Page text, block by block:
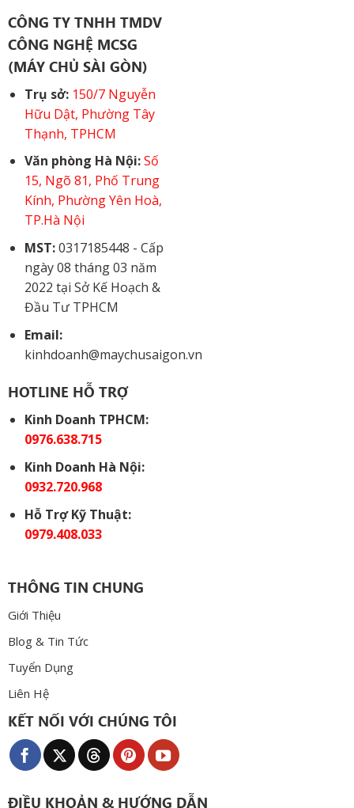
CÔNG TY TNHH TMDV
CÔNG NGHỆ MCSG
(MÁY CHỦ SÀI GÒN)
Trụ sở: 150/7 Nguyễn
Hữu Dật, Phường Tây
Thạnh, TPHCM
Văn phòng Hà Nội: Số
15, Ngõ 81, Phố Trung
Kính, Phường Yên Hoà,
TP.Hà Nội
MST:0317185448 - Cấp
ngày 08 tháng 03 năm
2022 tại Sở Kế Hoạch &
Đầu Tư TPHCM
Email:
kinhdoanh@maychusaigon.vn
HOTLINE HỖ TRỢ
Kinh Doanh TPHCM:
0976.638.715
Kinh Doanh Hà Nội:
0932.720.968
Hỗ Trợ Kỹ Thuật:
0979.408.033
THÔNG TIN CHUNG
Giới Thiệu
Blog & Tin Tức
Tuyển Dụng
Liên Hệ
KẾT NỐI VỚI CHÚNG TÔI
ĐIỀU KHOẢN & HƯỚNG DẪN